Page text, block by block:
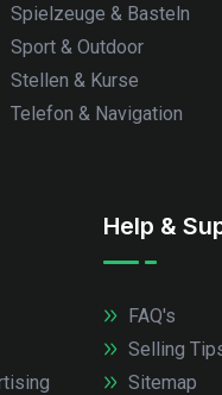
Spielzeuge & Basteln
Sport & Outdoor
Stellen & Kurse
Telefon & Navigation
Help &
FAQ's
Selling
Sitemap